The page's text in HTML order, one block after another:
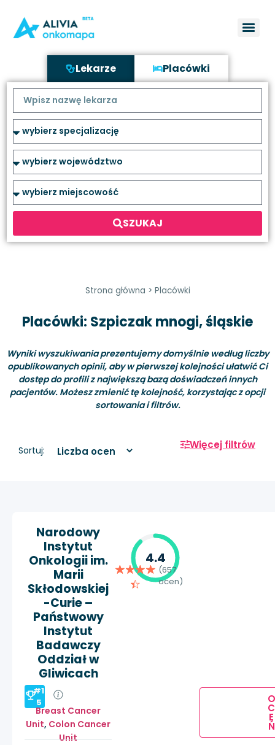
Lekarze Placówki
SZUKAJ
Strona główna > Placówki
Placówki: Szpiczak mnogi, śląskie
Wyniki wyszukiwania prezentujemy domyślnie według liczby
opublikowanych opinii, aby w pierwszej kolejności ułatwić Ci
dostęp do profili z największą bazą doświadczeń innych
pacjentów. Możesz zmienić tę kolejność, korzystając z opcji
sortowania i filtrów.
Sortuj: Więcej filtrów
Narodowy
Instytut
Onkologii im.
Marii
Skłodowskiej
-Curie –
Państwowy
Instytut
Badawczy
Oddział w
Gliwicach
#1
5
Breast Cancer
Unit, Colon Cancer
Unit
4.4
(657
ocen)
O
C
E
Ń